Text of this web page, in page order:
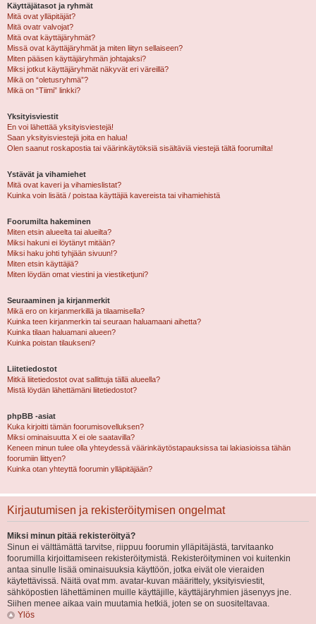
Käyttäjätasot ja ryhmät
Mitä ovat ylläpitäjät?
Mitä ovatr valvojat?
Mitä ovat käyttäjäryhmät?
Missä ovat käyttäjäryhmät ja miten liityn sellaiseen?
Miten pääsen käyttäjäryhmän johtajaksi?
Miksi jotkut käyttäjäryhmät näkyvät eri väreillä?
Mikä on “oletusryhmä”?
Mikä on “Tiimi” linkki?
Yksityisviestit
En voi lähettää yksityisviestejä!
Saan yksityisviestejä joita en halua!
Olen saanut roskapostia tai väärinkäytöksiä sisältäviä viestejä tältä foorumilta!
Ystävät ja vihamiehet
Mitä ovat kaveri ja vihamieslistat?
Kuinka voin lisätä / poistaa käyttäjiä kavereista tai vihamiehistä
Foorumilta hakeminen
Miten etsin alueelta tai alueilta?
Miksi hakuni ei löytänyt mitään?
Miksi haku johti tyhjään sivuun!?
Miten etsin käyttäjiä?
Miten löydän omat viestini ja viestiketjuni?
Seuraaminen ja kirjanmerkit
Mikä ero on kirjanmerkillä ja tilaamisella?
Kuinka teen kirjanmerkin tai seuraan haluamaani aihetta?
Kuinka tilaan haluamani alueen?
Kuinka poistan tilaukseni?
Liitetiedostot
Mitkä liitetiedostot ovat sallittuja tällä alueella?
Mistä löydän lähettämäni liitetiedostot?
phpBB -asiat
Kuka kirjoitti tämän foorumisovelluksen?
Miksi ominaisuutta X ei ole saatavilla?
Keneen minun tulee olla yhteydessä väärinkäytöstapauksissa tai lakiasioissa tähän
foorumiin liittyen?
Kuinka otan yhteyttä foorumin ylläpitäjään?
Kirjautumisen ja rekisteröitymisen ongelmat
Miksi minun pitää rekisteröityä?
Sinun ei välttämättä tarvitse, riippuu foorumin ylläpitäjästä, tarvitaanko
foorumilla kirjoittamiseen rekisteröitymistä. Rekisteröityminen voi kuitenkin
antaa sinulle lisää ominaisuuksia käyttöön, jotka eivät ole vieraiden
käytettävissä. Näitä ovat mm. avatar-kuvan määrittely, yksityisviestit,
sähköpostien lähettäminen muille käyttäjille, käyttäjäryhmien jäsenyys jne.
Siihen menee aikaa vain muutamia hetkiä, joten se on suositeltavaa.
Ylös